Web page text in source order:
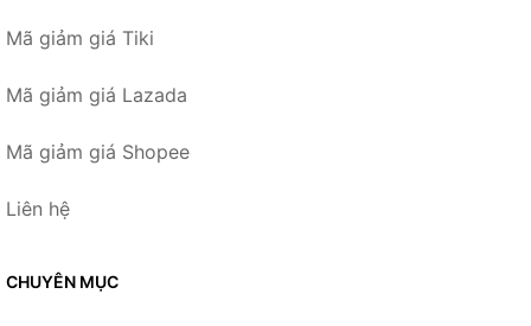
Mã giảm giá Tiki
Mã giảm giá Lazada
Mã giảm giá Shopee
Liên hệ
CHUYÊN MỤC